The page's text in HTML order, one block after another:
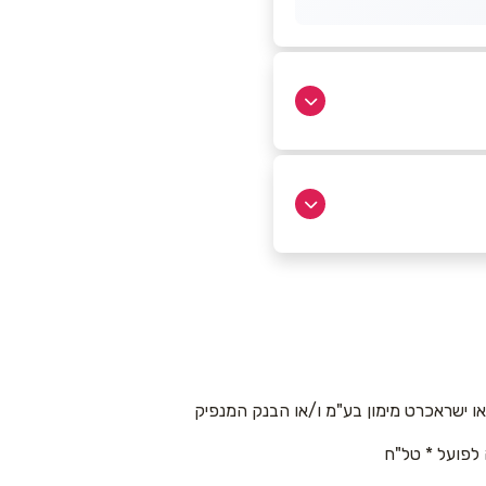
ישראכרט מימון בע"מ ו/או הבנק המנפיק
לפועל * טל"ח